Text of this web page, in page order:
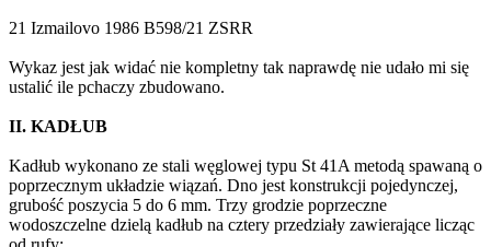
21 Izmailovo 1986 B598/21 ZSRR
Wykaz jest jak widać nie kompletny tak naprawdę nie udało mi się
ustalić ile pchaczy zbudowano.
II. KADŁUB
Kadłub wykonano ze stali węglowej typu St 41A metodą spawaną o
poprzecznym układzie wiązań. Dno jest konstrukcji pojedynczej,
grubość poszycia 5 do 6 mm. Trzy grodzie poprzeczne
wodoszczelne dzielą kadłub na cztery przedziały zawierające licząc